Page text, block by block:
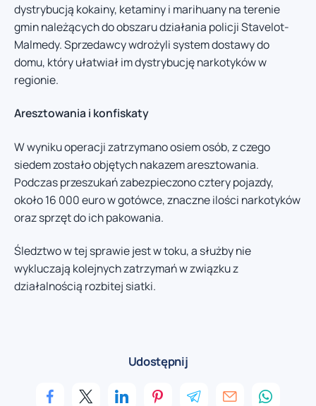
dystrybucją kokainy, ketaminy i marihuany na terenie
gmin należących do obszaru działania policji Stavelot-
Malmedy. Sprzedawcy wdrożyli system dostawy do
domu, który ułatwiał im dystrybucję narkotyków w
regionie.
Aresztowania i konfiskaty
W wyniku operacji zatrzymano osiem osób, z czego
siedem zostało objętych nakazem aresztowania.
Podczas przeszukań zabezpieczono cztery pojazdy,
około 16 000 euro w gotówce, znaczne ilości narkotyków
oraz sprzęt do ich pakowania.
Śledztwo w tej sprawie jest w toku, a służby nie
wykluczają kolejnych zatrzymań w związku z
działalnością rozbitej siatki.
Udostępnij